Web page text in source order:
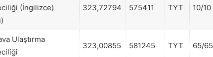
(İngilizce)
323,72794 575411 TYT 10/10
Ulaştırma
323,00855 581245 TYT 65/65